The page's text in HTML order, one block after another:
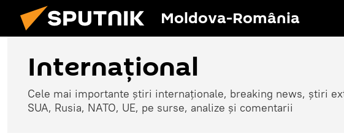
Moldova-România
Internaţional
Cele mai importante știri internaționale, breaking news, știri
SUA, Rusia, NATO, UE, pe surse, analize și comentarii